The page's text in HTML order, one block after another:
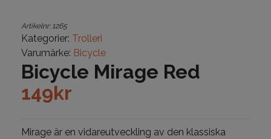
Artikelnr: 1265
Kategorier: Trolleri
Varumärke: Bicycle
Bicycle Mirage Red
149kr
Mirage är en vidareutveckling av den klassiska